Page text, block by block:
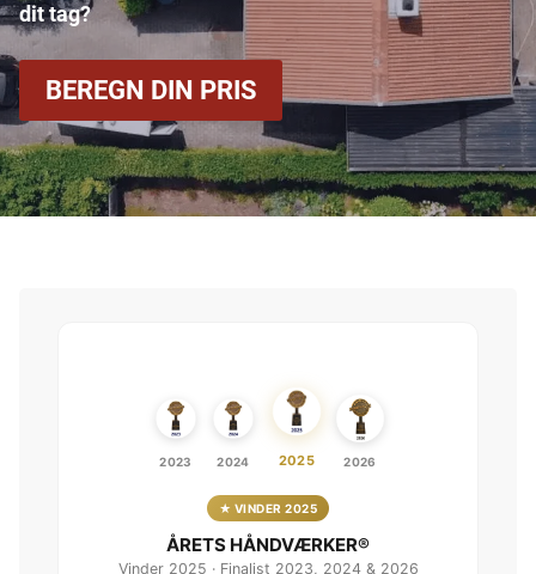
dit tag?
BEREGN DIN PRIS
2023 2024 2025 2026
★ VINDER 2025
ÅRETS HÅNDVÆRKER®
Vinder 2025 · Finalist 2023, 2024 & 2026